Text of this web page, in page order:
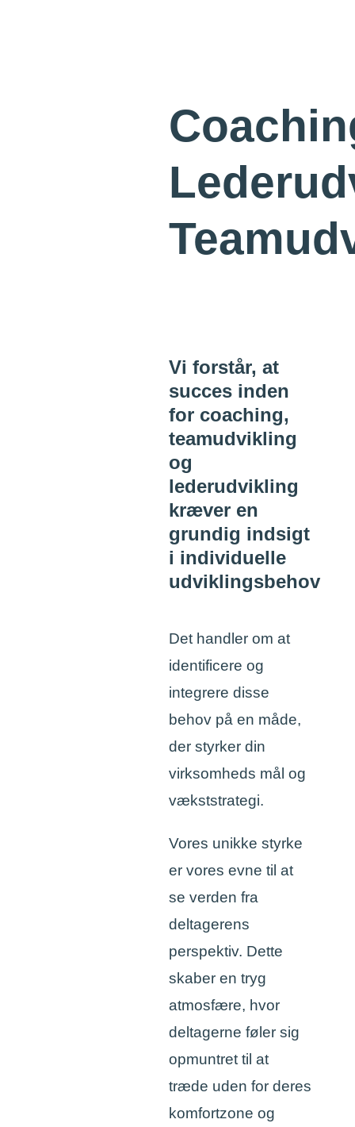
Vi forstår, at
succes inden
for coaching,
teamudvikling
og
lederudvikling
kræver en
grundig indsigt
i individuelle
udviklingsbehov
Det handler om at
identificere og
integrere disse
behov på en måde,
der styrker din
virksomheds mål og
vækststrategi.
Vores unikke styrke
er vores evne til at
se verden fra
deltagerens
perspektiv. Dette
skaber en tryg
atmosfære, hvor
deltagerne føler sig
opmuntret til at
træde uden for deres
komfortzone og